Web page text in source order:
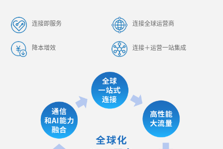
连接即服务 连接全球运营商
降本增效 连接＋运营一站集成